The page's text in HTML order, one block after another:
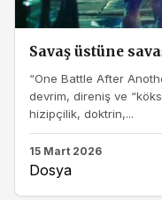
Savaş üstüne
“One Battle After
devrim, direniş ve
hizipçilik, doktrin,...
15 Mart 2026
Dosya